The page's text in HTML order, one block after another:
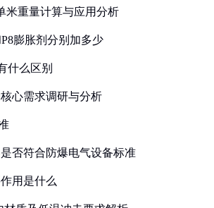
米重量计算与应用分析
膨胀剂分别加多少
什么区别
心需求调研与分析
否符合防爆电气设备标准
用是什么